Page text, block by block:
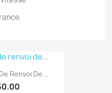
Renvoi De...